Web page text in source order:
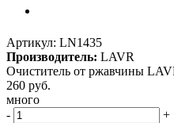
Артикул: LN1435
Производитель: LAVR
Очиститель от ржавчины
260 руб.
много
-
+